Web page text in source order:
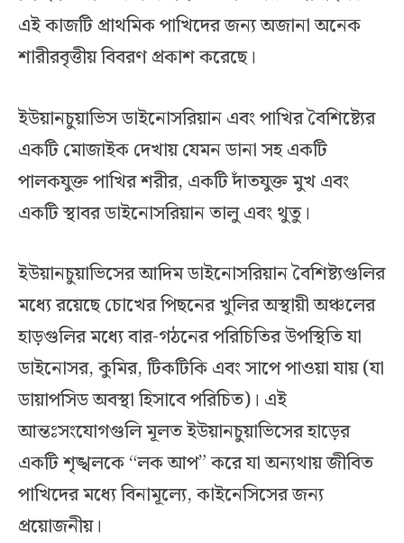
এই কাজটি প্রাথমিক পাখিদের জন্য অজানা অনেক
শারীরবৃত্তীয় বিবরণ প্রকাশ করেছে।
ইউয়ানচুয়াভিস ডাইনোসরিয়ান এবং পাখির বৈশিষ্ট্যের
একটি মোজাইক দেখায় যেমন ডানা সহ একটি
পালকযুক্ত পাখির শরীর, একটি দাঁতযুক্ত মুখ এবং
একটি স্থাবর ডাইনোসরিয়ান তালু এবং থুতু।
ইউয়ানচুয়াভিসের আদিম ডাইনোসরিয়ান বৈশিষ্ট্যগুলির
মধ্যে রয়েছে চোখের পিছনের খুলির অস্থায়ী অঞ্চলের
হাড়গুলির মধ্যে বার-গঠনের পরিচিতির উপস্থিতি যা
ডাইনোসর, কুমির, টিকটিকি এবং সাপে পাওয়া যায় (যা
ডায়াপসিড অবস্থা হিসাবে পরিচিত)। এই
আন্তঃসংযোগগুলি মূলত ইউয়ানচুয়াভিসের হাড়ের
একটি শৃঙ্খলকে “লক আপ” করে যা অন্যথায় জীবিত
পাখিদের মধ্যে বিনামূল্যে, কাইনেসিসের জন্য
প্রয়োজনীয়।